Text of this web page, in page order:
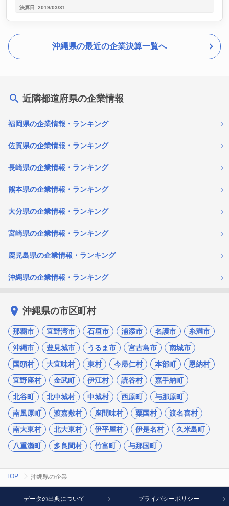
決算日: 2019/03/31
沖縄県の最近の企業決算一覧へ
近隣都道府県の企業情報
福岡県の企業情報・ランキング
佐賀県の企業情報・ランキング
長崎県の企業情報・ランキング
熊本県の企業情報・ランキング
大分県の企業情報・ランキング
宮崎県の企業情報・ランキング
鹿児島県の企業情報・ランキング
沖縄県の企業情報・ランキング
沖縄県の市区町村
那覇市 宜野湾市 石垣市 浦添市 名護市
糸満市
沖縄市
豊見城市 うるま市 宮古島市
南城市
国頭村
大宜味村 東村 今帰仁村 本部町
恩納村
宜野座村
金武町 伊江村 読谷村
嘉手納町
北谷町
北中城村 中城村 西原町
与那原町
南風原町
渡嘉敷村 座間味村 粟国村
渡名喜村
南大東村
北大東村 伊平屋村 伊是名村
久米島町
八重瀬町
多良間村 竹富町 与那国町
TOP 沖縄県の企業
データの出典について プライバシーポリシー